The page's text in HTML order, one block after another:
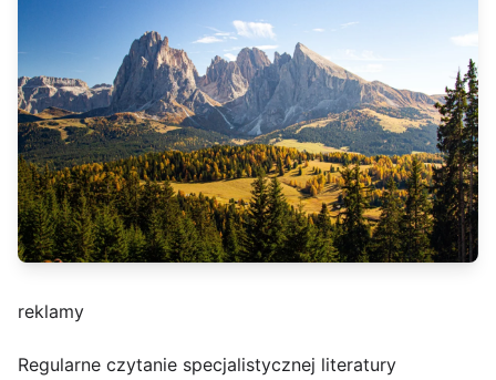
reklamy
Regularne czytanie specjalistycznej literatury